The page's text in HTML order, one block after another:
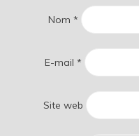
Nom *
E-mail *
Site web